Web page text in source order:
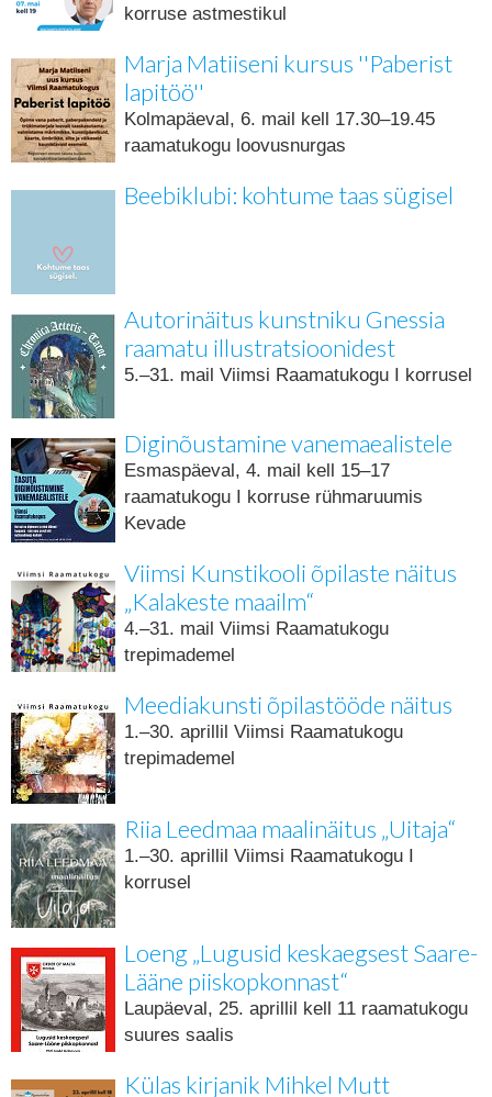
korruse astmestikul
Marja Matiiseni kursus ''Paberist
lapitöö''
Kolmapäeval, 6. mail kell 17.30–19.45
raamatukogu loovusnurgas
Beebiklubi: kohtume taas sügisel
Autorinäitus kunstniku Gnessia
raamatu illustratsioonidest
5.–31. mail Viimsi Raamatukogu I korrusel
Diginõustamine vanemaealistele
Esmaspäeval, 4. mail kell 15–17
raamatukogu I korruse rühmaruumis
Kevade
Viimsi Kunstikooli õpilaste näitus
„Kalakeste maailm“
4.–31. mail Viimsi Raamatukogu
trepimademel
Meediakunsti õpilastööde näitus
1.–30. aprillil Viimsi Raamatukogu
trepimademel
Riia Leedmaa maalinäitus „Uitaja“
1.–30. aprillil Viimsi Raamatukogu I
korrusel
Loeng „Lugusid keskaegsest Saare-
Lääne piiskopkonnast“
Laupäeval, 25. aprillil kell 11 raamatukogu
suures saalis
Külas kirjanik Mihkel Mutt